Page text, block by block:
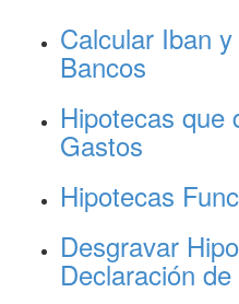
Calcular Iban
Bancos
Hipotecas que
Gastos
Hipotecas
Desgravar
Declaración